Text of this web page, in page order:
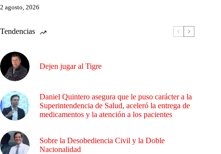
2 agosto, 2026
Tendencias
Dejen jugar al Tigre
Daniel Quintero asegura que le puso carácter a la
Superintendencia de Salud, aceleró la entrega de
medicamentos y la atención a los pacientes
Sobre la Desobediencia Civil y la Doble
Nacionalidad